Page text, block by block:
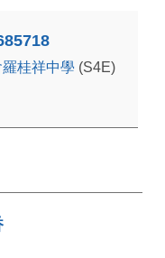
桂祥中學 (S4E)